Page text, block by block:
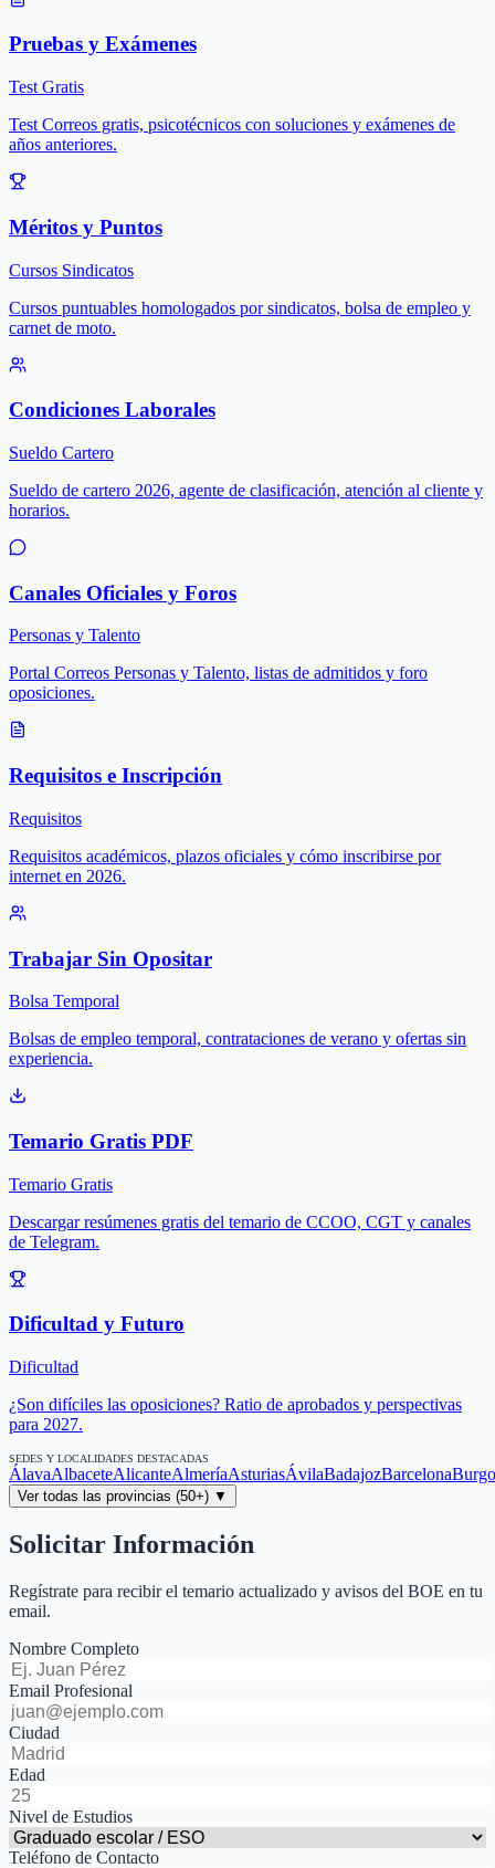
Pruebas y Exámenes
Test Gratis
Test Correos gratis, psicotécnicos con soluciones y exámenes de
años anteriores.
Méritos y Puntos
Cursos Sindicatos
Cursos puntuables homologados por sindicatos, bolsa de empleo y
carnet de moto.
Condiciones Laborales
Sueldo Cartero
Sueldo de cartero 2026, agente de clasificación, atención al cliente y
horarios.
Canales Oficiales y Foros
Personas y Talento
Portal Correos Personas y Talento, listas de admitidos y foro
oposiciones.
Requisitos e Inscripción
Requisitos
Requisitos académicos, plazos oficiales y cómo inscribirse por
internet en 2026.
Trabajar Sin Opositar
Bolsa Temporal
Bolsas de empleo temporal, contrataciones de verano y ofertas sin
experiencia.
Temario Gratis PDF
Temario Gratis
Descargar resúmenes gratis del temario de CCOO, CGT y canales
de Telegram.
Dificultad y Futuro
Dificultad
¿Son difíciles las oposiciones? Ratio de aprobados y perspectivas
para 2027.
SEDES Y LOCALIDADES DESTACADAS
ÁlavaAlbaceteAlicanteAlmeríaAsturiasÁvilaBadajozBarcelona
Ver todas las provincias (50+) ▼
Solicitar Información
Regístrate para recibir el temario actualizado y avisos del BOE en tu
email.
Nombre Completo
Email Profesional
Ciudad
Edad
Nivel de Estudios
Teléfono de Contacto